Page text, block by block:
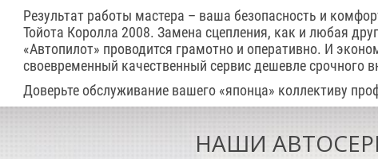
Результат работы мастера – ваша безопасность и
Тойота Королла 2008. Замена сцепления, как и любая
«Автопилот» проводится грамотно и оперативно. И
своевременный качественный сервис дешевле срочного
Доверьте обслуживание вашего «японца» коллективу
НАШИ